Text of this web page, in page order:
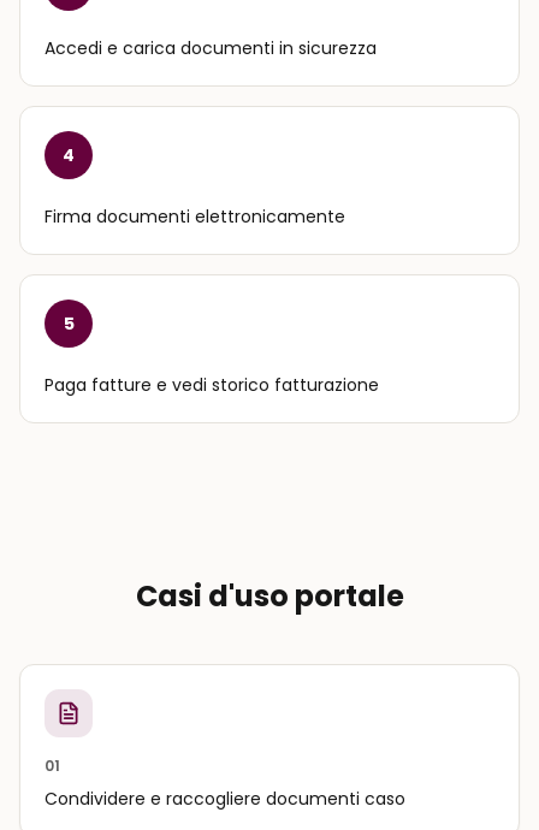
Accedi e carica documenti in sicurezza
4
Firma documenti elettronicamente
5
Paga fatture e vedi storico fatturazione
Casi d'uso portale
01
Condividere e raccogliere documenti caso